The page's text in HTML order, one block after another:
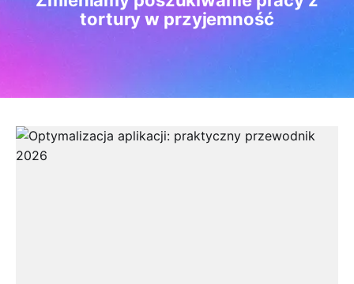
tortury w przyjemność